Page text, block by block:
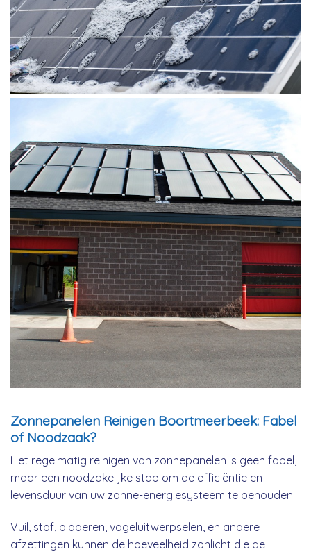
Zonnepanelen Reinigen Boortmeerbeek: Fabel
of Noodzaak?
Het regelmatig reinigen van zonnepanelen is geen fabel,
maar een noodzakelijke stap om de efficiëntie en
levensduur van uw zonne-energiesysteem te behouden.
Vuil, stof, bladeren, vogeluitwerpselen, en andere
afzettingen kunnen de hoeveelheid zonlicht die de